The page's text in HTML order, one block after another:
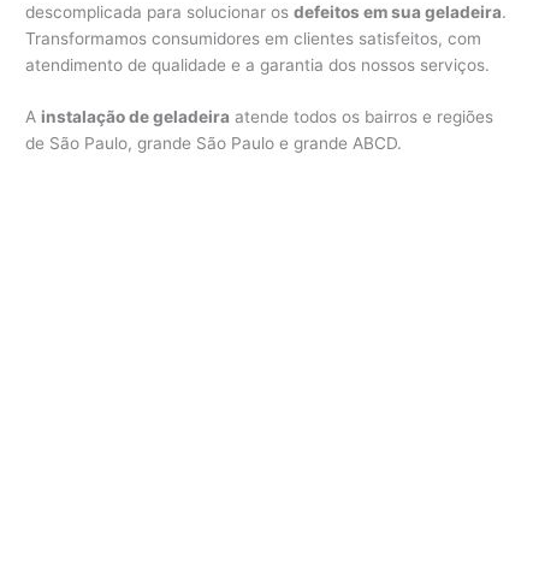
descomplicada para solucionar osdefeitos em sua geladeira.
Transformamos consumidores em clientes satisfeitos, com
atendimento de qualidade e a garantia dos nossos serviços.
A instalação de geladeira atende todos os bairros e regiões
de São Paulo, grande São Paulo e grande ABCD.